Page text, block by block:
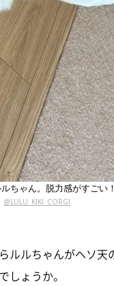
ちゃん。脱力感がすごい！
@LULU_KIKI_CORGI
ルルちゃんがヘソ
しょうか。